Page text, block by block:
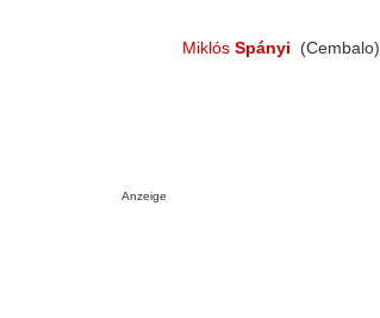
Miklós Spányi (Cembalo)
Anzeige